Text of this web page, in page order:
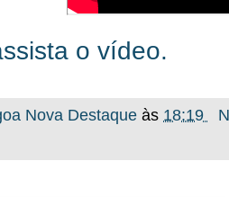
o vídeo.
Nova Destaque às 18:19